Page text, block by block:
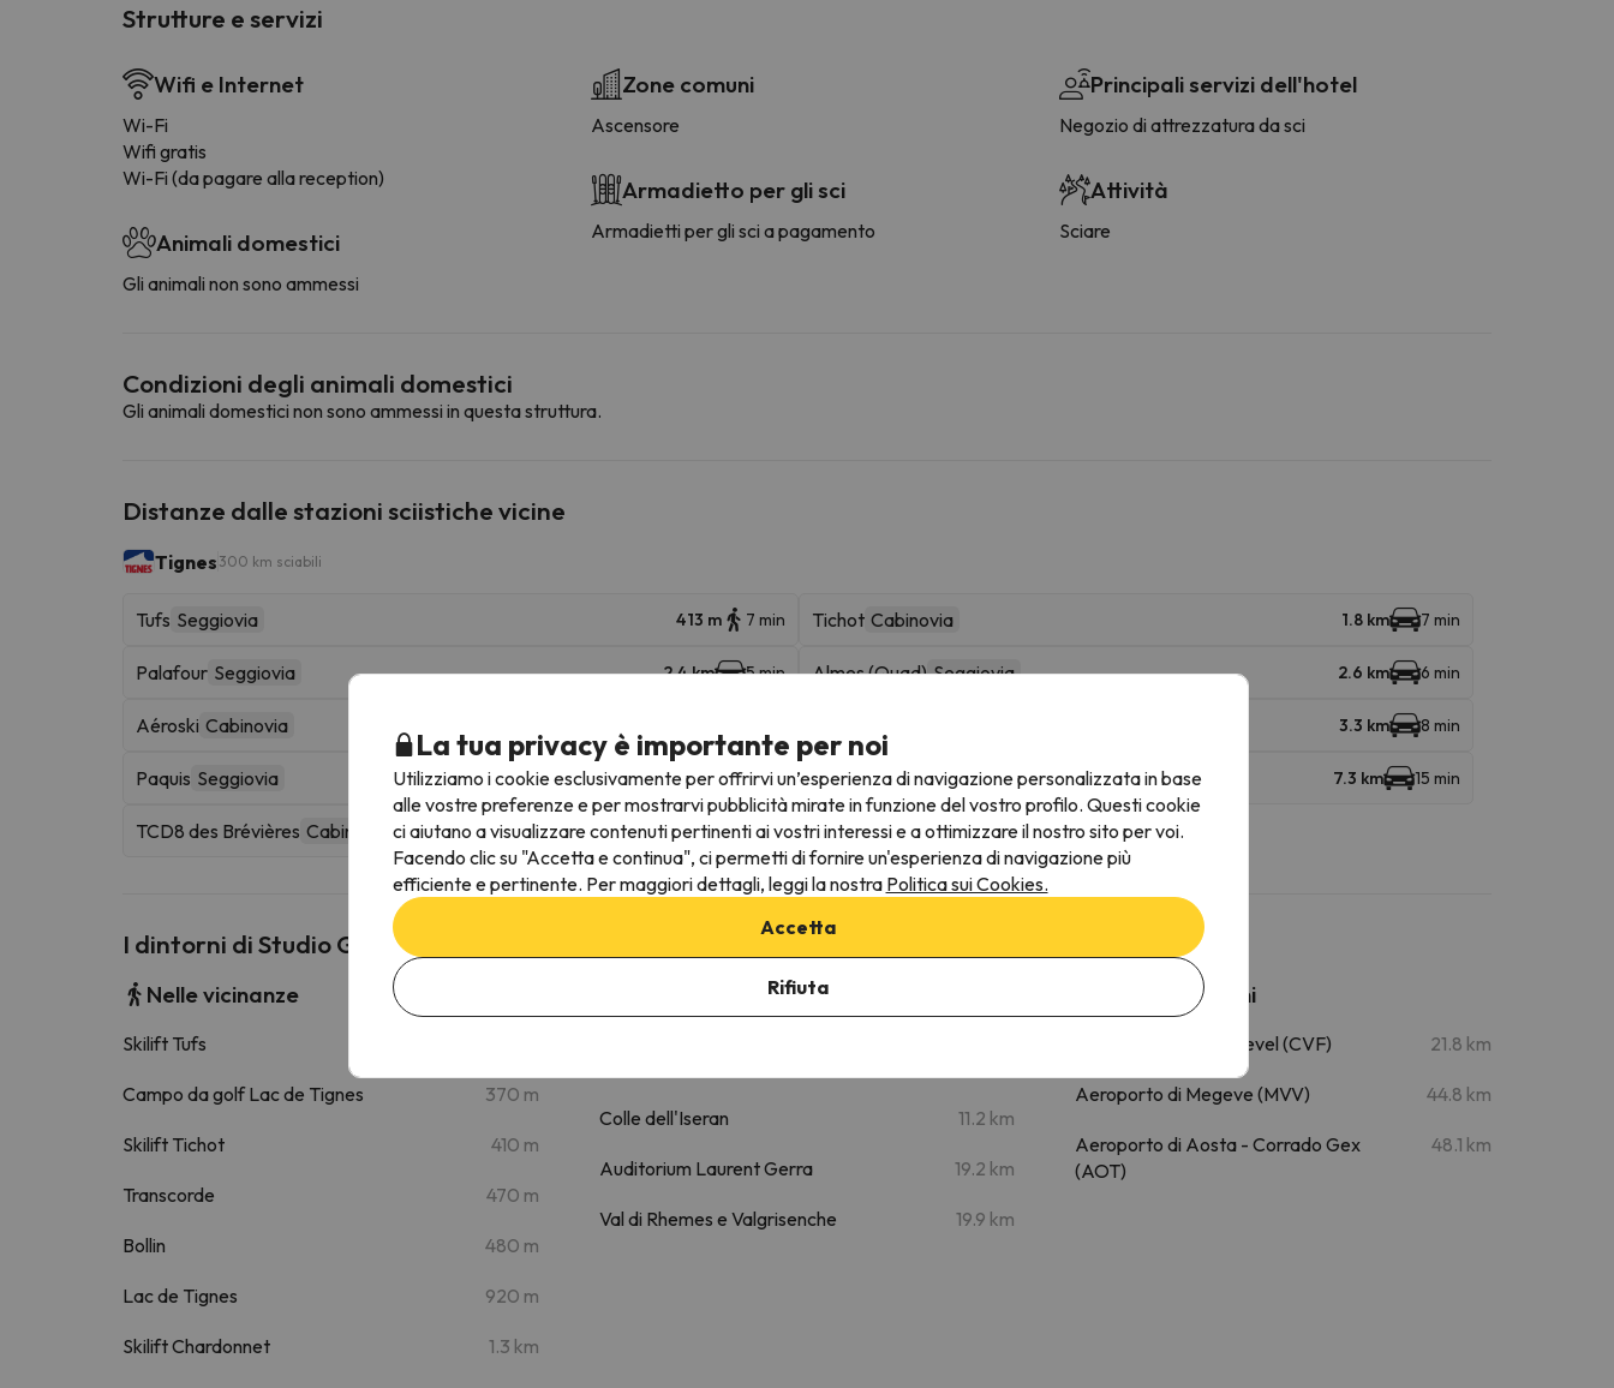
Strutture e servizi
Wifi e Internet
Wi-Fi
Wifi gratis
Wi-Fi (da pagare alla reception)
Animali domestici
Gli animali non sono ammessi
Zone comuni
Ascensore
Armadietto per gli sci
Armadietti per gli sci a pagamento
Principali servizi dell'hotel
Negozio di attrezzatura da sci
Attività
Sciare
Condizioni degli animali domestici
Gli animali domestici non sono ammessi in questa struttura.
Distanze dalle stazioni sciistiche vicine
Tignes 300 km sciabili
Tufs Seggiovia 413 m 7 min Tichot Cabinovia 1.8 km 7 min
Palafour Seggiovia 2.4 km 5 min Almes (Quad) Seggiovia 2.6 km 6 min
Aéroski Cabinovia 3.3 km 8 min
Paquis Seggiovia 3.4 km 8 min TCD10 des Boisses Cabinovia 7.3 km 15 min
TCD8 des Brévières Cabinovia 12.7 km 22 min
I dintorni di Studio Grandes Platières II by Interhome
Nelle vicinanze
Skilift Tufs
Campo da golf Lac de Tignes 370 m
Skilift Tichot 410 m
Transcorde 470 m
Bollin 480 m
Lac de Tignes 920 m
Skilift Chardonnet 1.3 km
Luoghi di interesse
Colle dell'Iseran 11.2 km
Auditorium Laurent Gerra 19.2 km
Val di Rhemes e Valgrisenche 19.9 km
Aeroporti vicini
Aeroporto di Courchevel (CVF) 21.8 km
Aeroporto di Megeve (MVV) 44.8 km
Aeroporto di Aosta - Corrado Gex
(AOT)
48.1 km
La tua privacy è importante per noi
Utilizziamo i cookie esclusivamente per offrirvi un’esperienza di navigazione personalizzata in base
alle vostre preferenze e per mostrarvi pubblicità mirate in funzione del vostro profilo. Questi cookie
ci aiutano a visualizzare contenuti pertinenti ai vostri interessi e a ottimizzare il nostro sito per voi.
Facendo clic su "Accetta e continua", ci permetti di fornire un'esperienza di navigazione più
efficiente e pertinente. Per maggiori dettagli, leggi la nostra Politica sui Cookies.
Accetta
Rifiuta